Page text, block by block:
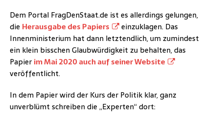
Dem Portal FragDenStaat.de ist es allerdings gelungen,
die Herausgabe des Papiers
einzuklagen. Das
Innenministerium hat dann letztendlich, um zumindest
ein klein bisschen Glaubwürdigkeit zu behalten, das
Papier im Mai 2020 auch auf seiner Website
veröffentlicht.
In dem Papier wird der Kurs der Politik klar, ganz
unverblümt schreiben die „Experten“ dort: